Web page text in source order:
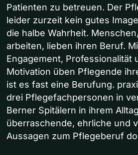
Patienten zu betreuen. Der
leider zurzeit kein gutes
die halbe Wahrheit.
arbeiten, lieben ihren Beruf.
Engagement, Professionalität
Motivation üben Pflegende
ist es fast eine Berufung.
drei Pflegefachpersonen in
Berner Spitälern in ihrem
überraschende, ehrliche und
Aussagen zum Pflegeberuf